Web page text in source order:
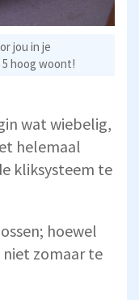
jou in je
hoog woont!
wat wiebelig,
helemaal
kliksysteem te
hoewel
niet zomaar te